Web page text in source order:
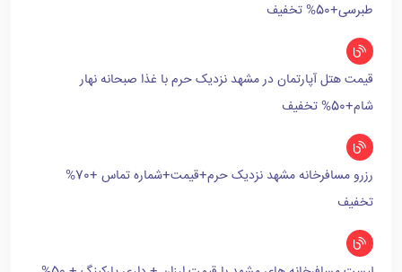
طبرسی+50% تخفیف
قیمت هتل آپارتمان در مشهد نزدیک حرم با غذا صبحانه نهار
شام+50% تخفیف
رزرو مسافرخانه مشهد نزدیک حرم+قیمت+شماره تماس +70%
تخفیف